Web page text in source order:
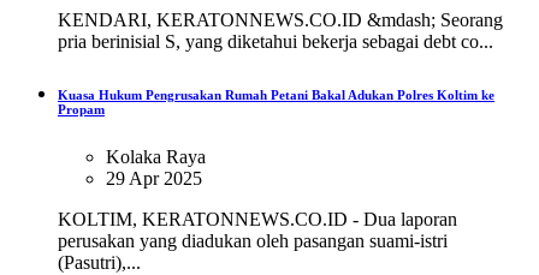
KENDARI, KERATONNEWS.CO.ID &mdash; Seorang
pria berinisial S, yang diketahui bekerja sebagai debt co...
Kuasa Hukum Pengrusakan Rumah Petani Bakal Adukan Polres Koltim ke
Propam
Kolaka Raya
29 Apr 2025
KOLTIM, KERATONNEWS.CO.ID - Dua laporan
perusakan yang diadukan oleh pasangan suami-istri
(Pasutri),...